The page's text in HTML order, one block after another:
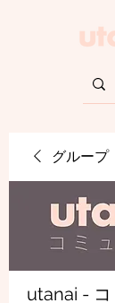
グループ
utanai - コ